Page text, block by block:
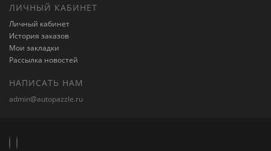
ЛИЧНЫЙ КАБИНЕТ
Личный кабинет
История заказов
Мои закладки
Рассылка новостей
НАПИСАТЬ НАМ
admin@autopazzle.ru